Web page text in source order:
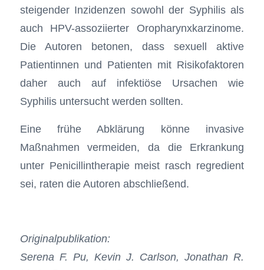
steigender Inzidenzen sowohl der Syphilis als
auch HPV-assoziierter Oropharynxkarzinome.
Die Autoren betonen, dass sexuell aktive
Patientinnen und Patienten mit Risikofaktoren
daher auch auf infektiöse Ursachen wie
Syphilis untersucht werden sollten.
Eine frühe Abklärung könne invasive
Maßnahmen vermeiden, da die Erkrankung
unter Penicillintherapie meist rasch regredient
sei, raten die Autoren abschließend.
Originalpublikation:
Serena F. Pu, Kevin J. Carlson, Jonathan R.